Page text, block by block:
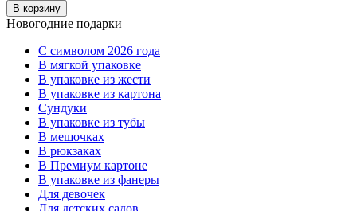
В корзину
Новогодние подарки
C символом 2026 года
В мягкой упаковке
В упаковке из жести
В упаковке из картона
Сундуки
В упаковке из тубы
В мешочках
В рюкзаках
В Премиум картоне
В упаковке из фанеры
Для девочек
Для детских садов